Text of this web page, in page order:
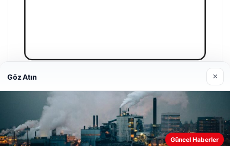
Enes Kaplan Avukatlık Bürosu
Göz Atın ×
Güncel Haberler